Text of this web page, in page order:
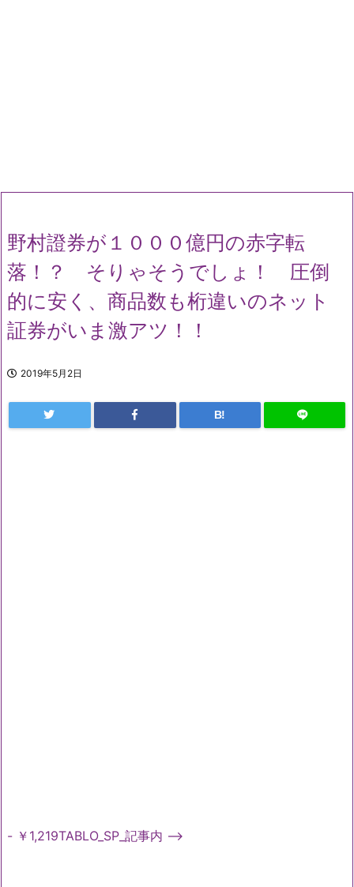
野村證券が１０００億円の赤字転
落！？ そりゃそうでしょ！ 圧倒
的に安く、商品数も桁違いのネット
証券がいま激アツ！！
2019年5月2日
B!
- ￥1,219TABLO_SP_記事内 -->